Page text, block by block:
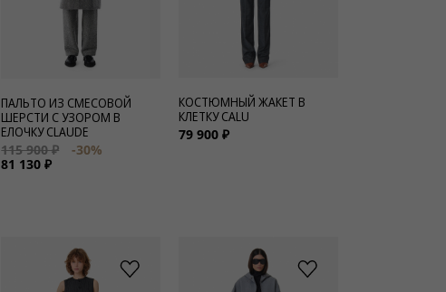
ПАЛЬТО ИЗ СМЕСОВОЙ
ШЕРСТИ С УЗОРОМ В
ЕЛОЧКУ CLAUDE
115 900 ₽
-30%
81 130 ₽
КОСТЮМНЫЙ ЖАКЕТ В
КЛЕТКУ CALU
79 900 ₽